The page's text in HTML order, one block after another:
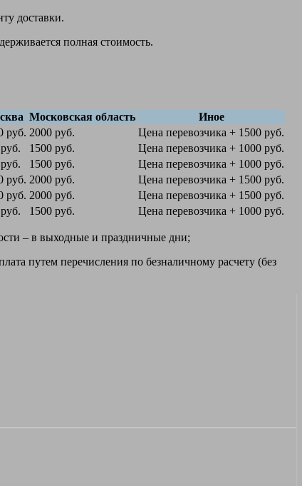
доставки.
полная стоимость.
Московская область
Иное
руб. 2000 руб.
Цена перевозчика + 1500 руб.
1500 руб.
Цена перевозчика + 1000 руб.
1500 руб.
Цена перевозчика + 1000 руб.
руб. 2000 руб.
Цена перевозчика + 1500 руб.
руб. 2000 руб.
Цена перевозчика + 1500 руб.
1500 руб. Цена перевозчика + 1000 руб.
– в выходные и праздничные дни;
путем перечисления по безналичному расчету (без